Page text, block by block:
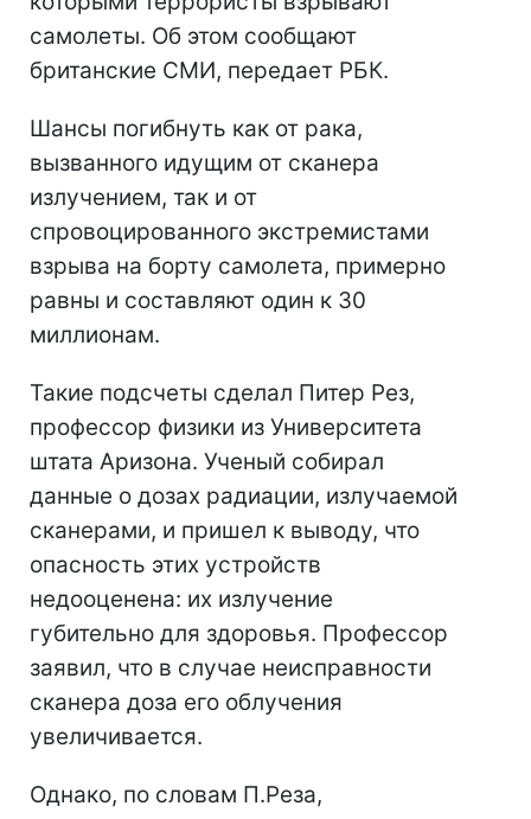
самолеты. Об этом сообщают
британские СМИ, передает РБК.
Шансы погибнуть как от рака,
вызванного идущим от сканера
излучением, так и от
спровоцированного экстремистами
взрыва на борту самолета, примерно
равны и составляют один к 30
миллионам.
Такие подсчеты сделал Питер Рез,
профессор физики из Университета
штата Аризона. Ученый собирал
данные о дозах радиации, излучаемой
сканерами, и пришел к выводу, что
опасность этих устройств
недооценена: их излучение
губительно для здоровья. Профессор
заявил, что в случае неисправности
сканера доза его облучения
увеличивается.
Однако, по словам П.Реза,